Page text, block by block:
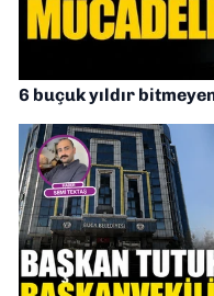
6 buçuk yıldır